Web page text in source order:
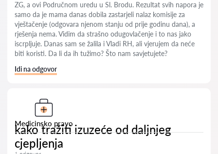
ZG, a ovi Područnom uredu u Sl. Brodu. Rezultat svih napora je
samo da je mama danas dobila zastarjeli nalaz komisije za
vještačenje (odgovara njenom stanju od prije godinu dana), a
rješenja nema. Vidim da strašno odugovlačenje i to nas jako
iscrpljuje. Danas sam se žalila i Vladi RH, ali vjerujem da neće
biti koristi. Da li da ih tužimo? Što nam savjetujete?
Idi na odgovor
Medicinsko pravo
kako tražiti izuzeće od daljnjeg
cjepljenja